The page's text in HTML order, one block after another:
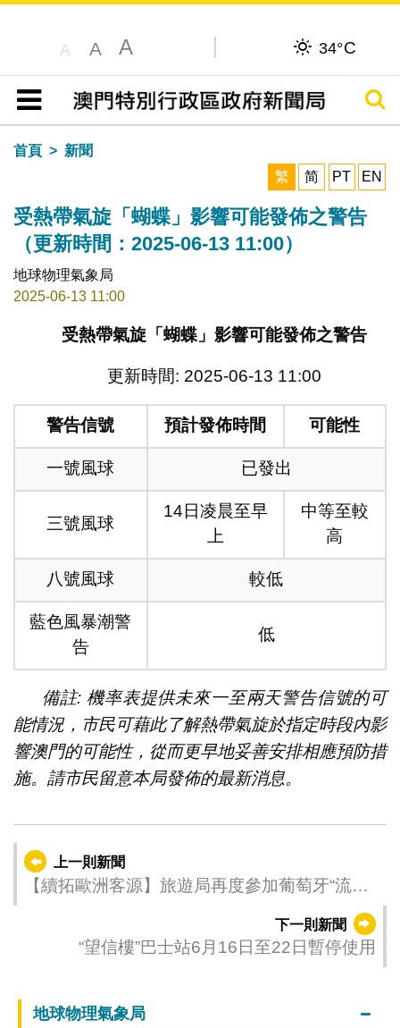
A A A 34°C
目錄
搜尋
首頁
新聞
繁
简 PT EN
受熱帶氣旋「蝴蝶」影響可能發佈之警告
（更新時間：2025-06-13 11:00）
地球物理氣象局
2025-06-13 11:00
受熱帶氣旋「蝴蝶」影響可能發佈之警告
更新時間: 2025-06-13 11:00
警告信號 預計發佈時間 可能性
一號風球 已發出
三號風球
14日凌晨至早
上
中等至較
高
八號風球 較低
藍色風暴潮警
告
低
備註: 機率表提供未來一至兩天警告信號的可
能情況，市民可藉此了解熱帶氣旋於指定時段內影
響澳門的可能性，從而更早地妥善安排相應預防措
施。請市民留意本局發佈的最新消息。
上一則新聞
【續拓歐洲客源】旅遊局再度參加葡萄牙“流行
下一則新聞
“望信樓”巴士站6月16日至22日暫停使用
地球物理氣象局